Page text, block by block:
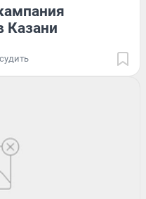
Казани